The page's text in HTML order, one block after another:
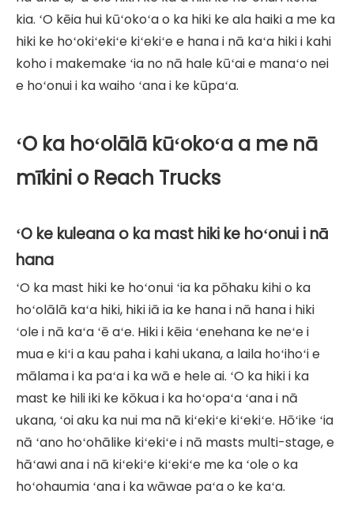
kia. ʻO kēia hui kūʻokoʻa o ka hiki ke ala haiki a me ka
hiki ke hoʻokiʻekiʻe kiʻekiʻe e hana i nā kaʻa hiki i kahi
koho i makemake ʻia no nā hale kūʻai e manaʻo nei
e hoʻonui i ka waiho ʻana i ke kūpaʻa.
ʻO ka hoʻolālā kūʻokoʻa a me nā
mīkini o Reach Trucks
ʻO ke kuleana o ka mast hiki ke hoʻonui i nā
hana
ʻO ka mast hiki ke hoʻonui ʻia ka pōhaku kihi o ka
hoʻolālā kaʻa hiki, hiki iā ia ke hana i nā hana i hiki
ʻole i nā kaʻa ʻē aʻe. Hiki i kēia ʻenehana ke neʻe i
mua e kiʻi a kau paha i kahi ukana, a laila hoʻihoʻi e
mālama i ka paʻa i ka wā e hele ai. ʻO ka hiki i ka
mast ke hili iki ke kōkua i ka hoʻopaʻa ʻana i nā
ukana, ʻoi aku ka nui ma nā kiʻekiʻe kiʻekiʻe. Hōʻike ʻia
nā ʻano hoʻohālike kiʻekiʻe i nā masts multi-stage, e
hāʻawi ana i nā kiʻekiʻe kiʻekiʻe me ka ʻole o ka
hoʻohaumia ʻana i ka wāwae paʻa o ke kaʻa.